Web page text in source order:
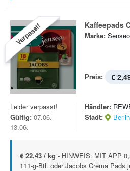
Verpasst! Kaffeepads
Marke: Senseo
Preis: €
Leider verpasst!
Gültig: 07.06. -
13.06.
Händler:
Stadt:
Berlin
€ 22,43 / kg - HINWEIS: MIT APP
111-g-Btl. oder Jacobs Crema Pads